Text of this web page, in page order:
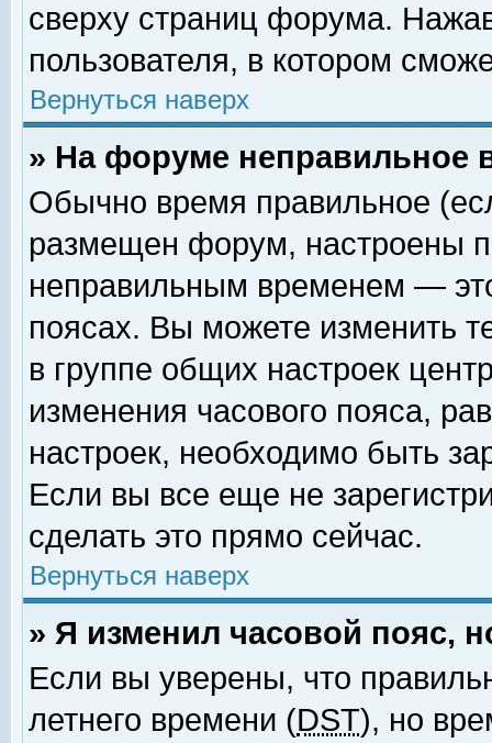
сверху страниц форума.
пользователя, в котором
Вернуться наверх
» На форуме неправильное
Обычно время правильное
размещен форум, настроены
неправильным временем —
поясах. Вы можете изменить
в группе общих настроек
изменения часового пояса,
настроек, необходимо быть
Если вы все еще не
сделать это прямо сейчас.
Вернуться наверх
» Я изменил часовой пояс,
Если вы уверены, что
летнего времени (DST), но